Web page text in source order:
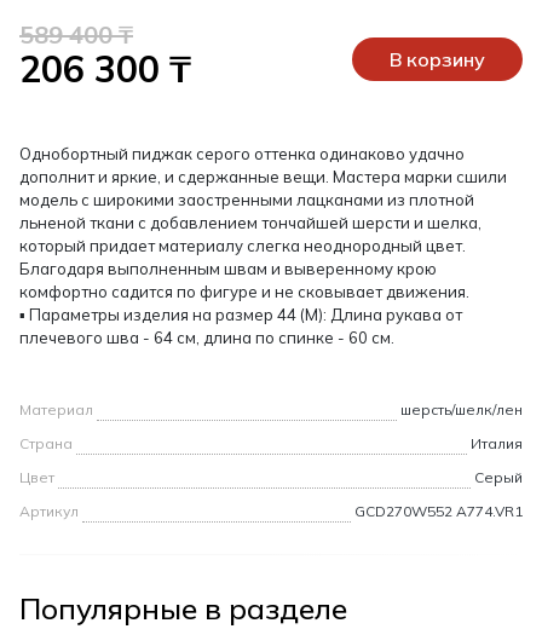
589 400 ₸
206 300 ₸ В корзину
Однобортный пиджак серого оттенка одинаково удачно
дополнит и яркие, и сдержанные вещи. Мастера марки сшили
модель с широкими заостренными лацканами из плотной
льненой ткани с добавлением тончайшей шерсти и шелка,
который придает материалу слегка неоднородный цвет.
Благодаря выполненным швам и выверенному крою
комфортно садится по фигуре и не сковывает движения.
▪ Параметры изделия на размер 44 (М): Длина рукава от
плечевого шва - 64 см, длина по спинке - 60 см.
Материал
шерсть/шелк/лен
Страна
Италия
Цвет
Серый
Артикул
GCD270W552 A774.VR1
Популярные в разделе